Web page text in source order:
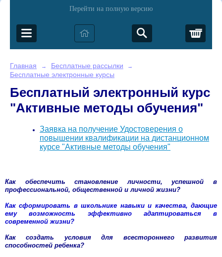
Перейти на полную версию
Главная → Бесплатные рассылки →
Бесплатные электронные курсы
Бесплатный электронный курс
"Активные методы обучения"
Заявка на получение Удостоверения о
повышении квалификации на дистанционном
курсе "Активные методы обучения"
Как обеспечить становление личности, успешной в
профессиональной, общественной и личной жизни?
Как сформировать в школьнике навыки и качества, дающие
ему возможность эффективно адаптироваться в
современной жизни?
Как создать условия для всестороннего развития
способностей ребенка?